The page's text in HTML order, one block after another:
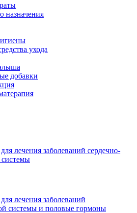
назначения
ухода
добавки
лечения заболеваний сердечно-
системы
лечения заболеваний
системы и половые гормоны